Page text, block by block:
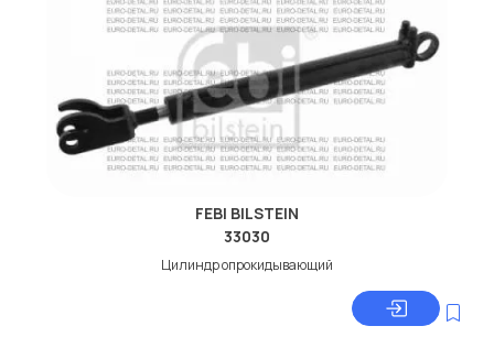
FEBI BILSTEIN
33030
Цилиндр опрокидывающий